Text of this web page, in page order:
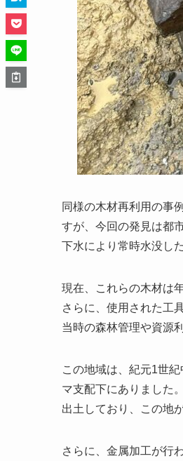
同様の木材再利用の事
すが、今回の発見は都
下水により常時水没し
現在、これらの木材は
さらに、使用された工
当時の森林管理や資源
この地域は、紀元1世
マ支配下にありました
出土しており、この地
さらに、金属加工が行